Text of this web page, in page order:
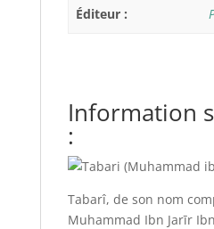
Éditeur :
Information
:
Tabarî, de son nom
Muhammad Ibn Jarīr